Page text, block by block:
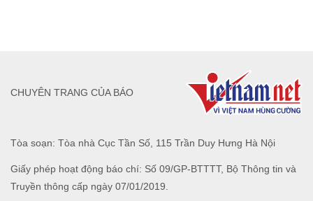
Tòa soạn: Tòa nhà Cục Tần Số, 115 Trần Duy Hưng Hà Nội
Giấy phép hoạt động báo chí: Số 09/GP-BTTTT, Bộ Thông tin và
Truyền thông cấp ngày 07/01/2019.
CHUYÊN TRANG CỦA BÁO